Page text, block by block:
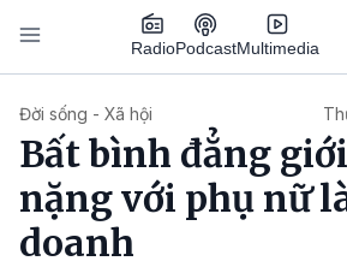
Nhảy đến nội dung
RadioPodcastMultimedia
Đời sống - Xã hội
Bất bình đẳng
nặng với phụ nữ
doanh